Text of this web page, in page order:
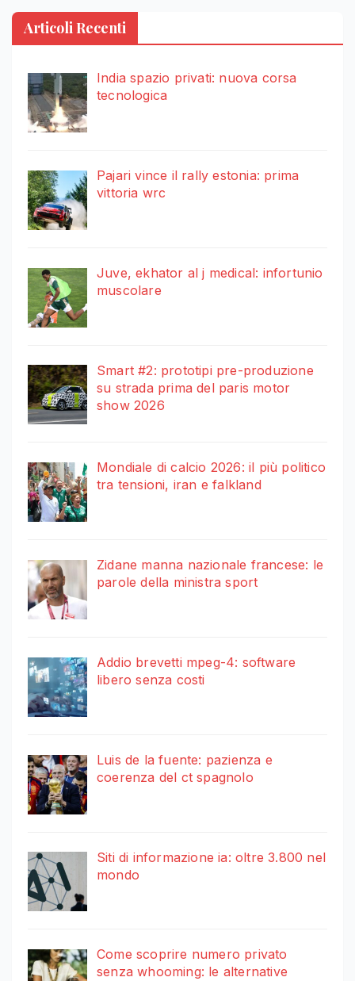
Articoli Recenti
India spazio privati: nuova corsa
tecnologica
Pajari vince il rally estonia: prima
vittoria wrc
Juve, ekhator al j medical: infortunio
muscolare
Smart #2: prototipi pre-produzione
su strada prima del paris motor
show 2026
Mondiale di calcio 2026: il più politico
tra tensioni, iran e falkland
Zidane manna nazionale francese: le
parole della ministra sport
Addio brevetti mpeg-4: software
libero senza costi
Luis de la fuente: pazienza e
coerenza del ct spagnolo
Siti di informazione ia: oltre 3.800 nel
mondo
Come scoprire numero privato
senza whooming: le alternative